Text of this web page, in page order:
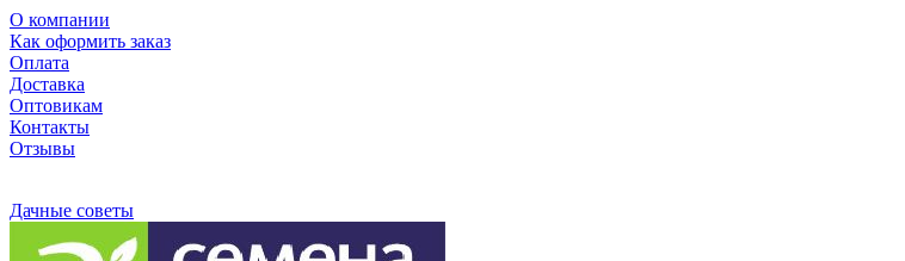
О компании
Как оформить заказ
Оплата
Доставка
Оптовикам
Контакты
Отзывы
Дачные советы